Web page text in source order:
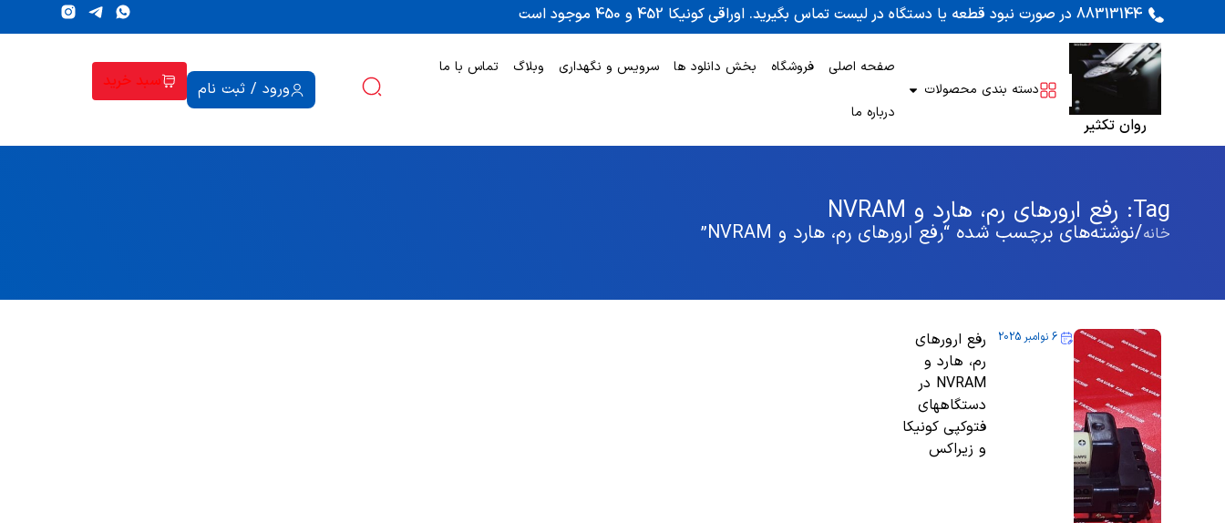
88313144 در صورت نبود قطعه یا دستگاه در لیست تماس بگیرید. اوراقی کونیکا 452 و 450 موجود است
روان تکثیر
دسته بندی محصولات
صفحه اصلی فروشگاه بخش دانلود ها سرویس و نگهداری وبلاگ تماس با ما
درباره ما
ورود / ثبت نام سبد خرید
Tag: رفع ارورهای رم، هارد و NVRAM
خانه/ نوشته‌های برچسب شده “رفع ارورهای رم، هارد و NVRAM”
6 نوامبر 2025
رفع ارورهای
رم، هارد و
NVRAM در
دستگاههای
فتوکپی کونیکا
و زیراکس